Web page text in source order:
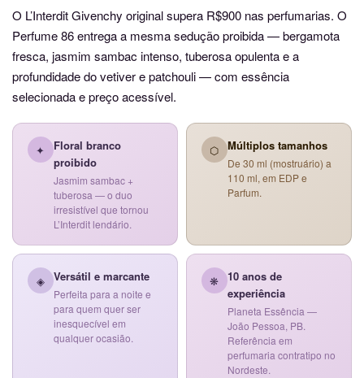
O L’Interdit Givenchy original supera R$900 nas perfumarias. O
Perfume 86 entrega a mesma sedução proibida — bergamota
fresca, jasmim sambac intenso, tuberosa opulenta e a
profundidade do vetiver e patchouli — com essência
selecionada e preço acessível.
✦
Floral branco
proibido
Jasmim sambac +
tuberosa — o duo
irresistível que tornou
L’Interdit lendário.
⬡ Múltiplos tamanhos
De 30 ml (mostruário) a
110 ml, em EDP e
Parfum.
◈ Versátil e marcante
Perfeita para a noite e
para quem quer ser
inesquecível em
qualquer ocasião.
❋ 10 anos de
experiência
Planeta Essência —
João Pessoa, PB.
Referência em
perfumaria contratipo no
Nordeste.